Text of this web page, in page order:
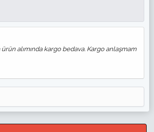
alımında kargo bedava. Kargo anlaşmam